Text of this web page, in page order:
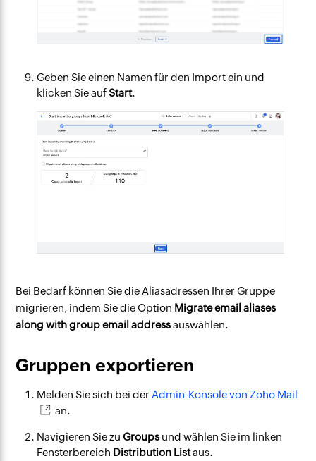
Geben Sie einen Namen für den Import ein und
klicken Sie aufStart.
Bei Bedarf können Sie die Aliasadressen Ihrer Gruppe
migrieren, indem Sie die Option Migrate email aliases
along with group email addressauswählen.
Gruppen exportieren
Melden Sie sich bei der Admin-Konsole von Zoho Mail
an.
Navigieren Sie zuGroups und wählen Sie im linken
Fensterbereich Distribution Listaus.